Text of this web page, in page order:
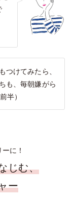
つけてみたら、
も、毎朝嫌がら
半）
に！
じむ、
ー